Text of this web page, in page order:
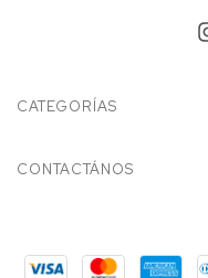
CATEGORÍAS
CONTACTÁNOS